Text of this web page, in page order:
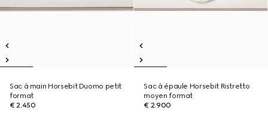
Sac à main Horsebit Duomo petit
format
€ 2.450
Sac à épaule Horsebit Ristretto
moyen format
€ 2.900